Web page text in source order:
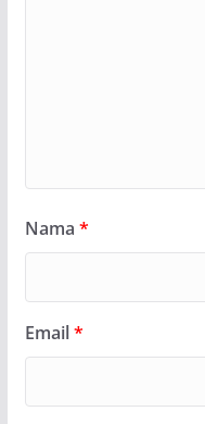
Nama *
Email*